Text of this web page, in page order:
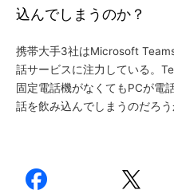
込んでしまうのか？
携帯大手3社はMicrosoft
話サービスに注力している。
固定電話機がなくてもPCが電
話を飲み込んでしまうのだろう